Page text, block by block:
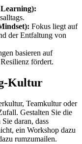
Fokus liegt auf
der Entfaltung von
basieren auf
fördert.
Kultur
Teamkultur oder
Gestalten Sie die
daran, dass
ein Workshop dazu
rumzumailen.